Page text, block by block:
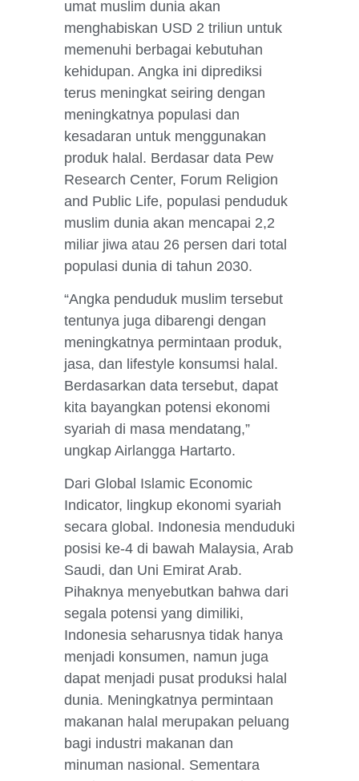
umat muslim dunia akan
menghabiskan USD 2 triliun untuk
memenuhi berbagai kebutuhan
kehidupan. Angka ini diprediksi
terus meningkat seiring dengan
meningkatnya populasi dan
kesadaran untuk menggunakan
produk halal. Berdasar data Pew
Research Center, Forum Religion
and Public Life, populasi penduduk
muslim dunia akan mencapai 2,2
miliar jiwa atau 26 persen dari total
populasi dunia di tahun 2030.
“Angka penduduk muslim tersebut
tentunya juga dibarengi dengan
meningkatnya permintaan produk,
jasa, dan lifestyle konsumsi halal.
Berdasarkan data tersebut, dapat
kita bayangkan potensi ekonomi
syariah di masa mendatang,”
ungkap Airlangga Hartarto.
Dari Global Islamic Economic
Indicator, lingkup ekonomi syariah
secara global. Indonesia menduduki
posisi ke-4 di bawah Malaysia, Arab
Saudi, dan Uni Emirat Arab.
Pihaknya menyebutkan bahwa dari
segala potensi yang dimiliki,
Indonesia seharusnya tidak hanya
menjadi konsumen, namun juga
dapat menjadi pusat produksi halal
dunia. Meningkatnya permintaan
makanan halal merupakan peluang
bagi industri makanan dan
minuman nasional. Sementara